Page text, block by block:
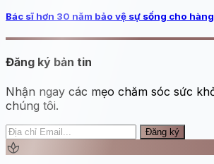
Bác sĩ hơn 30 năm bảo vệ sự sống cho
Đăng ký bản tin
Nhận ngay các mẹo chăm sóc sức
chúng tôi.
Đăng ký
spa